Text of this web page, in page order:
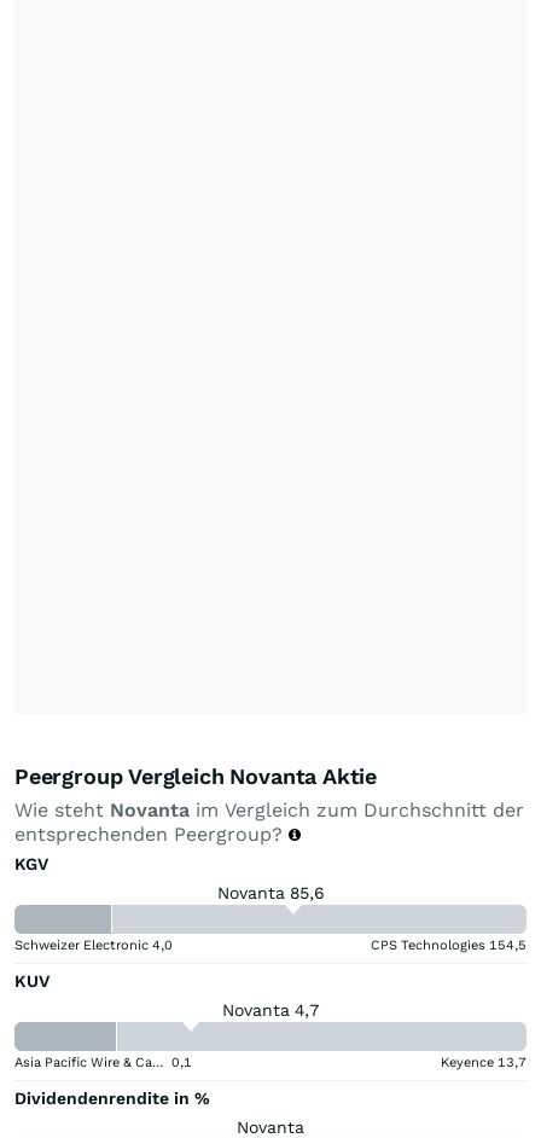
Peergroup Vergleich Novanta Aktie
Wie steht Novanta im Vergleich zum Durchschnitt der
entsprechenden Peergroup?
KGV
Novanta 85,6
Schweizer Electronic 4,0 CPS Technologies 154,5
KUV
Novanta 4,7
Asia Pacific Wire & Cable 0,1 Keyence 13,7
Dividendenrendite in %
Novanta